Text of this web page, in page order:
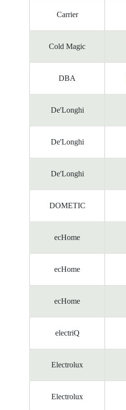
Carrier
Cold Magic
DBA
De'Longhi
De'Longhi
De'Longhi
DOMETIC
ecHome
ecHome
ecHome
electriQ
Electrolux
Electrolux